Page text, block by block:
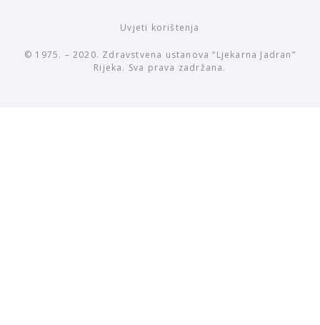
Uvjeti korištenja
© 1975. – 2020. Zdravstvena ustanova “Ljekarna Jadran”
Rijeka. Sva prava zadržana.